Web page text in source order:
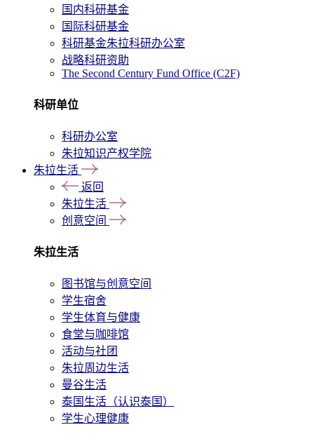
国内科研基金
国际科研基金
科研基金朱拉科研办公室
战略科研资助
The Second Century Fund Office (C2F)
科研单位
科研办公室
朱拉知识产权学院
朱拉生活
返回
朱拉生活
创意空间
朱拉生活
图书馆与创意空间
学生宿舍
学生体育与健康
食堂与咖啡馆
活动与社团
朱拉周边生活
曼谷生活
泰国生活（认识泰国）
学生心理健康